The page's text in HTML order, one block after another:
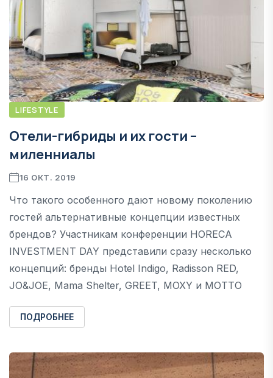
LIFESTYLE
Отели-гибриды и их гости –
миленниалы
16 ОКТ. 2019
Что такого особенного дают новому поколению
гостей альтернативные концепции известных
брендов? Участникам конференции HORECA
INVESTMENT DAY представили сразу несколько
концепций: бренды Hotel Indigo, Radisson RED,
JO&JOE, Mama Shelter, GREET, MOXY и MOTTO
ПОДРОБНЕЕ